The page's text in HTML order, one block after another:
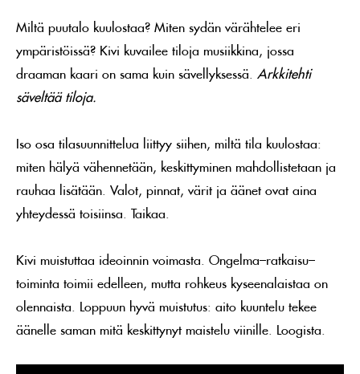
Miltä puutalo kuulostaa? Miten sydän värähtelee eri
ympäristöissä? Kivi kuvailee tiloja musiikkina, jossa
draaman kaari on sama kuin sävellyksessä. Arkkitehti
säveltää tiloja.
Iso osa tilasuunnittelua liittyy siihen, miltä tila kuulostaa:
miten hälyä vähennetään, keskittyminen mahdollistetaan ja
rauhaa lisätään. Valot, pinnat, värit ja äänet ovat aina
yhteydessä toisiinsa. Taikaa.
Kivi muistuttaa ideoinnin voimasta. Ongelma–ratkaisu–
toiminta toimii edelleen, mutta rohkeus kyseenalaistaa on
olennaista. Loppuun hyvä muistutus: aito kuuntelu tekee
äänelle saman mitä keskittynyt maistelu viinille. Loogista.